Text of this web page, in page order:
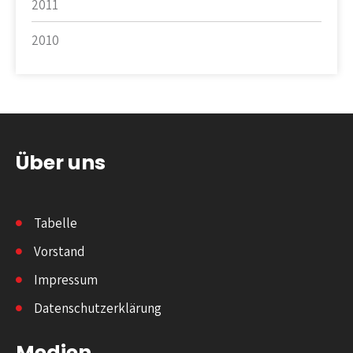
2011
2010
Über uns
Tabelle
Vorstand
Impressum
Datenschutzerklärung